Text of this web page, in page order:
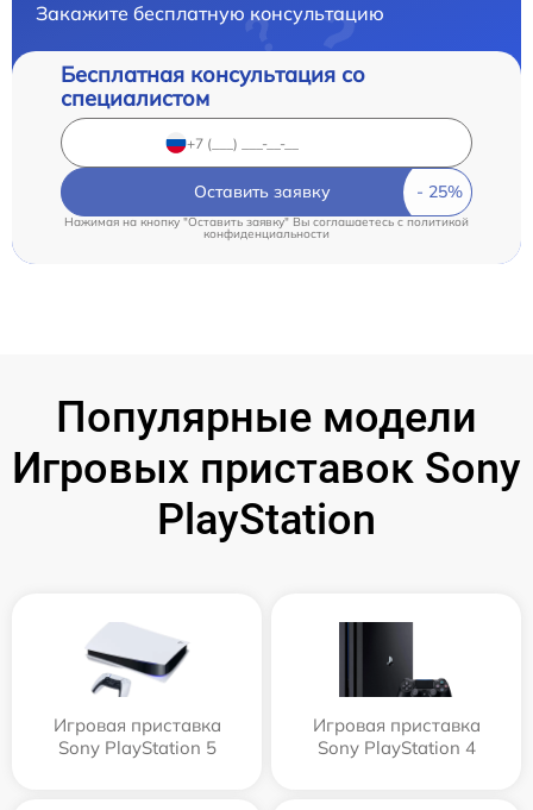
Закажите бесплатную консультацию
Бесплатная консультация со
специалистом
Оставить заявку
Нажимая на кнопку "Оставить заявку" Вы соглашаетесь cполитикой
конфиденциальности
Популярные модели
Игровых приставок Sony
PlayStation
Игровая приставка
Sony PlayStation 5
Игровая приставка
Sony PlayStation 4